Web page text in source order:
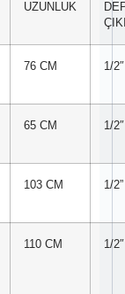
UZUNLUK
76 CM 1/2″
65 CM 1/2″
103 CM 1/2”
110 CM 1/2″